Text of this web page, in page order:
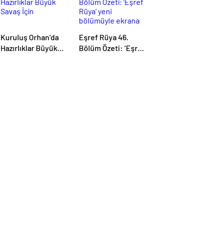
Kuruluş Orhan’da
Hazırlıklar Büyük
Eşref Rüya 46.
Bölüm Özeti: ‘Eşref